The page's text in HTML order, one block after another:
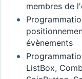
membres de
évènements
ListBox,